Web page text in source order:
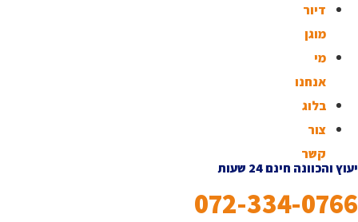
דיור
מוגן
מי
אנחנו
בלוג
צור
קשר
יעוץ והכוונה חינם 24 שעות
072-334-0766